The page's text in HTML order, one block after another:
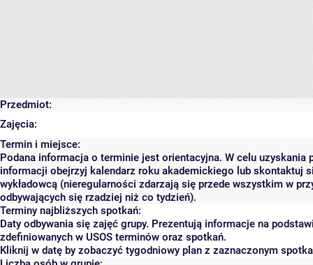
Przedmiot:
Zajęcia:
Termin i miejsce:
Podana informacja o terminie jest orientacyjna. W celu uzyskania
informacji obejrzyj kalendarz roku akademickiego lub skontaktuj
wykładowcą (nieregularności zdarzają się przede wszystkim w
odbywających się rzadziej niż co tydzień).
Terminy najbliższych spotkań:
Daty odbywania się zajęć grupy. Prezentują informacje na
zdefiniowanych w USOS terminów oraz spotkań.
Kliknij w datę by zobaczyć tygodniowy plan z zaznaczonym